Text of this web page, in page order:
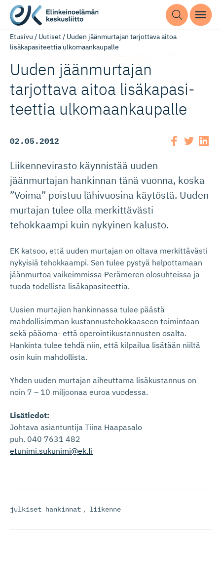
Etusivu / Uutiset/ Uuden jäänmurtajan tarjottava aitoa
lisäkapasiteettia ulkomaankaupalle
Uuden jäänmurtajan
tarjottava aitoa lisäkapasi­
teettia ulkomaankaupalle
02.05.2012
Liikennevirasto käynnistää uuden
jäänmurtajan hankinnan tänä vuonna, koska
”Voima” poistuu lähivuosina käytöstä. Uuden
murtajan tulee olla merkittävästi
tehokkaampi kuin nykyinen kalusto.
EK katsoo, että uuden murtajan on oltava merkittävästi
nykyisiä tehokkaampi. Sen tulee pystyä helpottamaan
jäänmurtoa vaikeimmissa Perämeren olosuhteissa ja
tuoda todellista lisäkapasiteettia.
Uusien murtajien hankinnassa tulee päästä
mahdollisimman kustannustehokkaaseen toimintaan
sekä pääoma- että operointikustannusten osalta.
Hankinta tulee tehdä niin, että kilpailua lisätään niiltä
osin kuin mahdollista.
Yhden uuden murtajan aiheuttama lisäkustannus on
noin 7 – 10 miljoonaa euroa vuodessa.
Lisätiedot:
Johtava asiantuntija Tiina Haapasalo
puh. 040 7631 482
etunimi.sukunimi@ek.fi
julkiset hankinnat , liikenne